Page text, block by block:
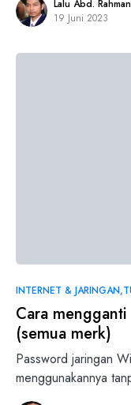
Lalu Abd. Rahman
19 Juni 2023
INTERNET & JARINGAN
Cara
(semua merk)
Password jaringan
menggunakannya